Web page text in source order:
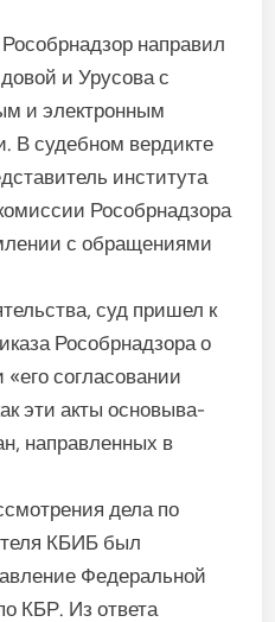
направил
и Урусова с
и электронным
судебном вердикте
института
Рособрнадзора
с об­ращениями
суд пришел к
Рособрнад­зора о
согласовании
эти акты основыва­
напра­вленных в
дела по
КБИБ был
Федераль­ной
КБР. Из ответа